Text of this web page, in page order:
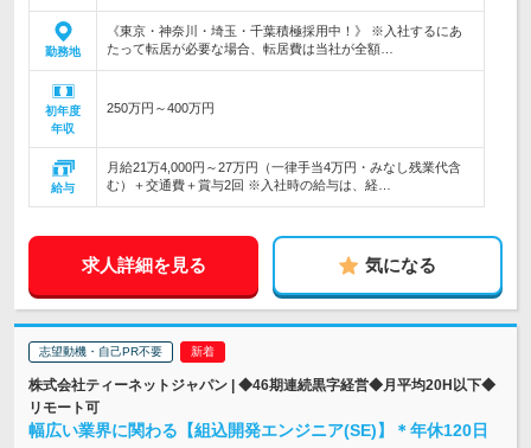
勤務地
《東京・神奈川・埼玉・千葉積極採用中！》 ※入社するにあ
たって転居が必要な場合、転居費は当社が全額…
初年度
年収
250万円～400万円
給与
月給21万4,000円～27万円（一律手当4万円・みなし残業代含
む）＋交通費＋賞与2回 ※入社時の給与は、経…
求人詳細を見る 気になる
志望動機・自己PR不要
株式会社ティーネットジャパン | ◆46期連続黒字経営◆月平均20H以下◆
リモート可
幅広い業界に関わる【組込開発エンジニア(SE)】＊年休120日